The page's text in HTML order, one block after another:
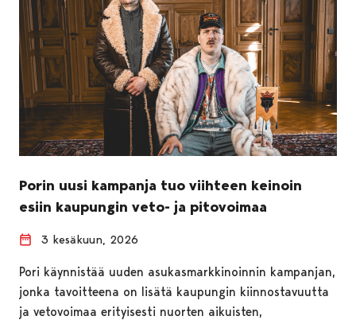
Porin uusi kampanja tuo viihteen keinoin
esiin kaupungin veto- ja pitovoimaa
3 kesäkuun, 2026
Pori käynnistää uuden asukasmarkkinoinnin kampanjan,
jonka tavoitteena on lisätä kaupungin kiinnostavuutta
ja vetovoimaa erityisesti nuorten aikuisten,